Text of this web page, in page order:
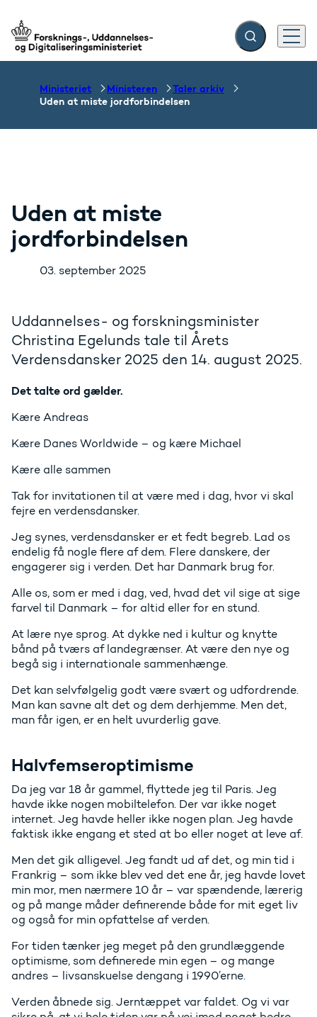
Gå til forsiden Fold søgefelt ud
Menu
Ministeriet Ministeren
Taler arkiv
Uden at miste jordforbindelsen
Uden at miste
jordforbindelsen
03. september 2025
Uddannelses- og forskningsminister
Christina Egelunds tale til Årets
Verdensdansker 2025 den 14. august 2025.
Det talte ord gælder.
Kære Andreas
Kære Danes Worldwide – og kære Michael
Kære alle sammen
Tak for invitationen til at være med i dag, hvor vi skal
fejre en verdensdansker.
Jeg synes, verdensdansker er et fedt begreb. Lad os
endelig få nogle flere af dem. Flere danskere, der
engagerer sig i verden. Det har Danmark brug for.
Alle os, som er med i dag, ved, hvad det vil sige at sige
farvel til Danmark – for altid eller for en stund.
At lære nye sprog. At dykke ned i kultur og knytte
bånd på tværs af landegrænser. At være den nye og
begå sig i internationale sammenhænge.
Det kan selvfølgelig godt være svært og udfordrende.
Man kan savne alt det og dem derhjemme. Men det,
man får igen, er en helt uvurderlig gave.
Halvfemseroptimisme
Da jeg var 18 år gammel, flyttede jeg til Paris. Jeg
havde ikke nogen mobiltelefon. Der var ikke noget
internet. Jeg havde heller ikke nogen plan. Jeg havde
faktisk ikke engang et sted at bo eller noget at leve af.
Men det gik alligevel. Jeg fandt ud af det, og min tid i
Frankrig – som ikke blev ved det ene år, jeg havde lovet
min mor, men nærmere 10 år – var spændende, lærerig
og på mange måder definerende både for mit eget liv
og også for min opfattelse af verden.
For tiden tænker jeg meget på den grundlæggende
optimisme, som definerede min egen – og mange
andres – livsanskuelse dengang i 1990’erne.
Verden åbnede sig. Jerntæppet var faldet. Og vi var